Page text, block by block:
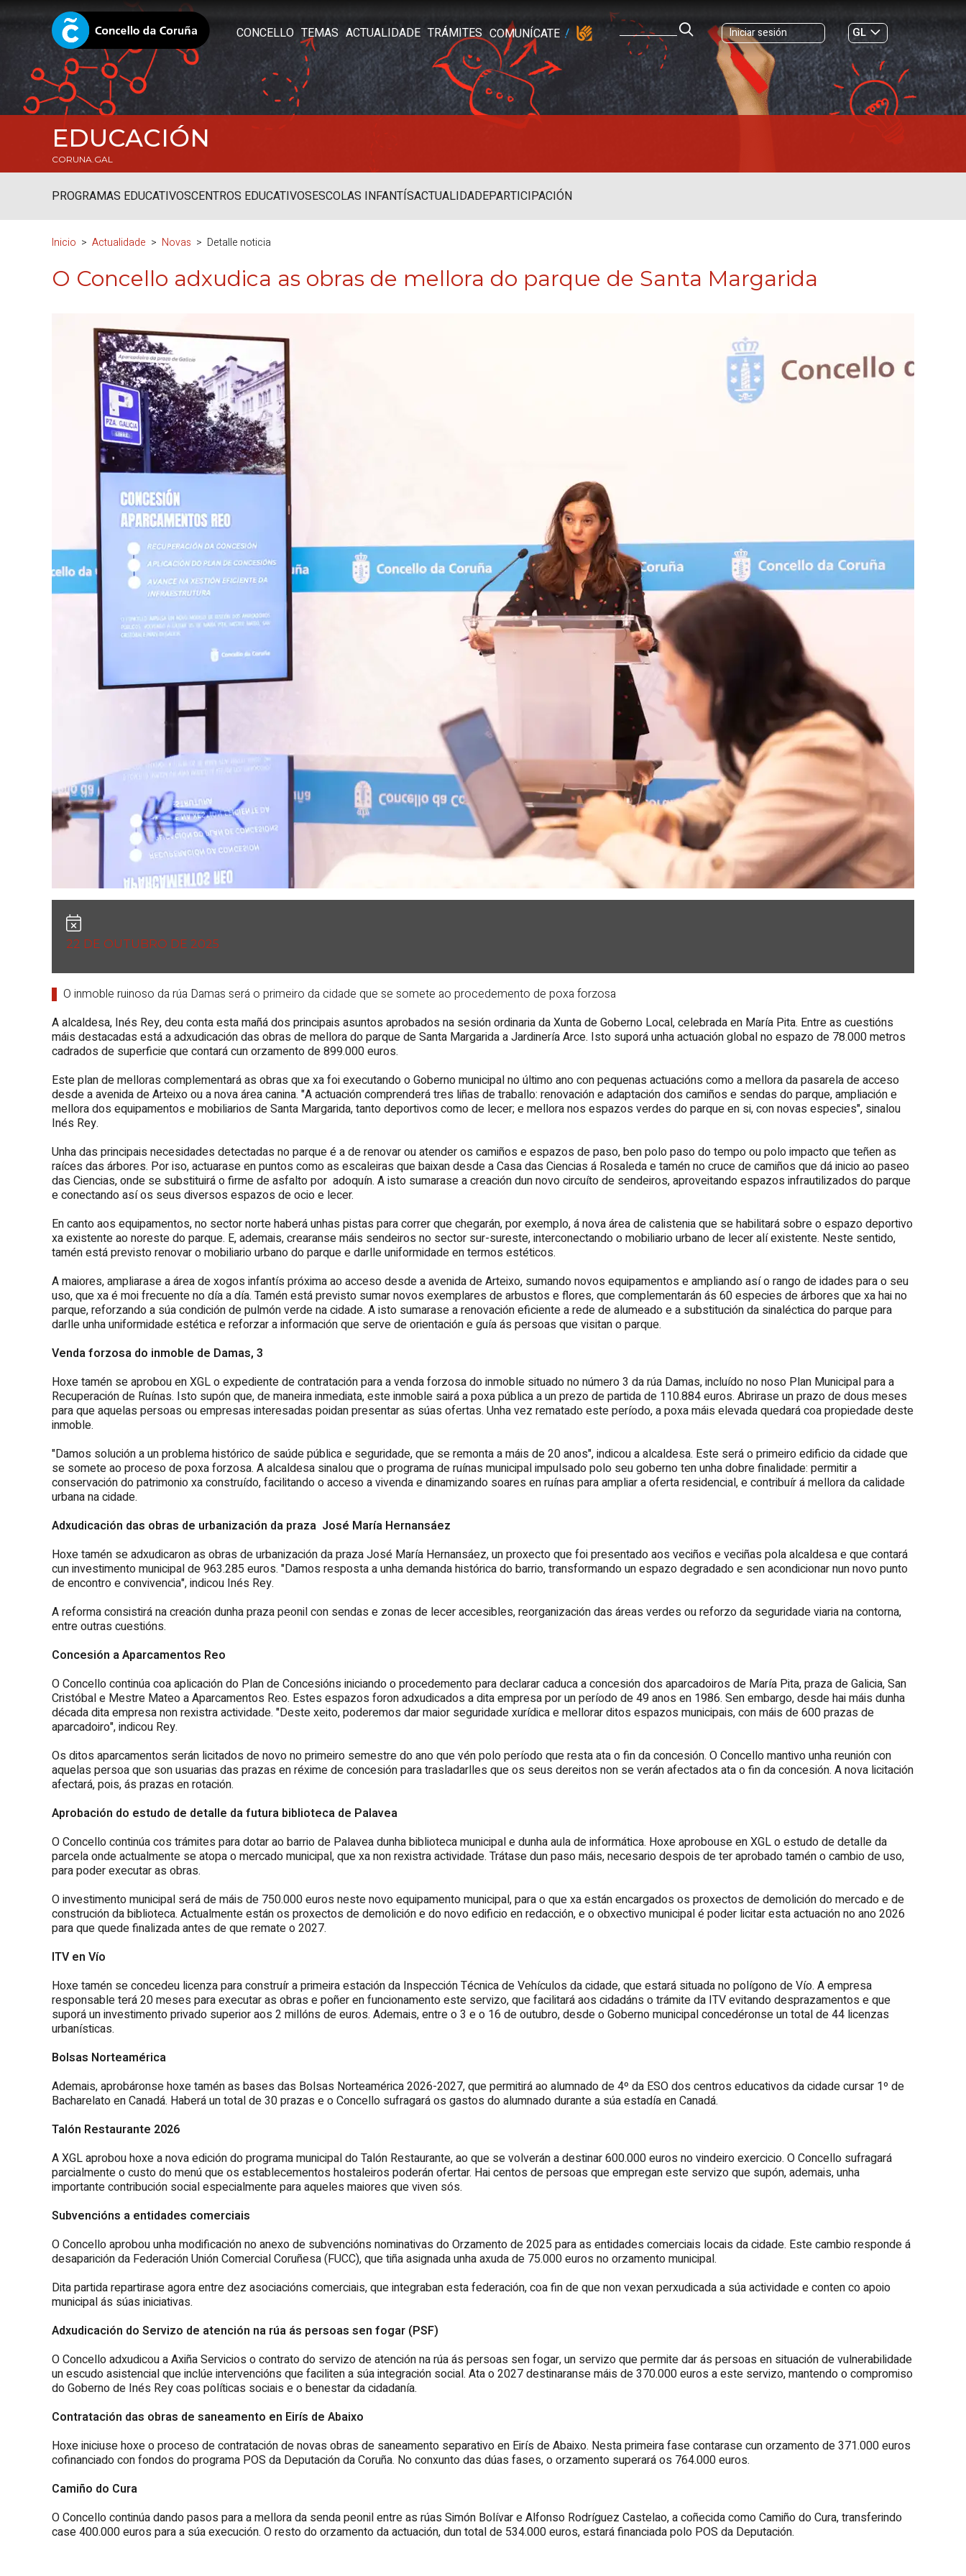
CONCELLO TEMAS ACTUALIDADE TRÁMITES COMUNÍCATE Iniciar sesión
GL
ES|
EDUCACIÓN
CORUNA.GAL
PROGRAMAS EDUCATIVOSCENTROS EDUCATIVOSESCOLAS INFANTÍSACTUALIDADEPARTICIPACIÓN
Inicio Actualidade Novas Detalle noticia
O Concello adxudica as obras de mellora do parque de Santa Margarida
22 DE OUTUBRO DE 2025
O inmoble ruinoso da rúa Damas será o primeiro da cidade que se somete ao procedemento de poxa forzosa
A alcaldesa, Inés Rey,deu conta esta mañádos principais asuntos aprobados na sesión ordinaria da Xunta de Goberno Local, celebrada en María Pita. Entre as cuestións
máis destacadas está a adxudicación das obras de mellora do parque de Santa Margarida a Jardinería Arce. Isto suporá unha actuación global no espazo de 78.000 metros
cadrados de superficie que contará cun orzamento de 899.000 euros.
Este plan de melloras complementará as obras que xa foi executando o Goberno municipal no último ano con pequenas actuacións como a mellora da pasarela de acceso
desde a avenida de Arteixo ou a nova área canina. "A actuación comprenderá tres liñas de traballo: renovación e adaptación dos camiños e sendas do parque, ampliación e
mellora dos equipamentos e mobiliarios de Santa Margarida, tanto deportivos como de lecer; e mellora nos espazos verdes do parque en si, con novas especies", sinalou
Inés Rey.
Unha das principais necesidades detectadas no parque é a de renovar ou atender os camiños e espazos de paso, ben polo paso do tempo ou polo impacto que teñen as
raíces das árbores. Por iso, actuarase en puntos como as escaleiras que baixan desde a Casa das Ciencias á Rosaleda e tamén no cruce de camiños que dá inicio ao paseo
das Ciencias, onde se substituirá o firme de asfalto por adoquín. A isto sumarase a creación dun novo circuíto de sendeiros, aproveitando espazos infrautilizados do parque
e conectando así os seus diversos espazos de ocio e lecer.
En canto aos equipamentos, no sector norte haberá unhas pistas para correr que chegarán, por exemplo, á nova área de calistenia que se habilitará sobre o espazo deportivo
xa existente ao noreste do parque. E, ademais, crearanse máis sendeiros no sector sur-sureste, interconectando o mobiliario urbano de lecer alí existente. Neste sentido,
tamén está previsto renovar o mobiliario urbano do parque e darlle uniformidade en termos estéticos.
A maiores, ampliarase a área de xogos infantís próxima ao acceso desde a avenida de Arteixo, sumando novos equipamentos e ampliando así o rango de idades para o seu
uso, que xa é moi frecuente no día a día. Tamén está previsto sumar novos exemplares de arbustos e flores, que complementarán ás 60 especies de árbores que xa hai no
parque, reforzando a súa condición de pulmón verde na cidade. A isto sumarase a renovación eficiente a rede de alumeado e a substitución da sinaléctica do parque para
darlle unha uniformidade estética e reforzar a información que serve de orientación e guía ás persoas que visitan o parque.
Venda forzosa do inmoble de Damas, 3
Hoxe tamén se aprobou en XGL o expediente de contratación para a venda forzosa do inmoble situado no número 3 da rúa Damas, incluído no noso Plan Municipal para a
Recuperación de Ruínas. Isto supón que, de maneira inmediata, este inmoble sairá a poxa pública a un prezo de partida de 110.884 euros. Abrirase un prazo de dous meses
para que aquelas persoas ou empresas interesadas poidan presentar as súas ofertas. Unha vez rematado este período, a poxa máis elevada quedará coa propiedade deste
inmoble.
"Damos solución a un problema histórico de saúde pública e seguridade, que se remonta a máis de 20 anos", indicou a alcaldesa. Este será o primeiro edificio da cidade que
se somete ao proceso de poxa forzosa. A alcaldesa sinalou que o programa de ruínas municipal impulsado polo seu goberno ten unha dobre finalidade: permitir a
conservación do patrimonio xa construído, facilitando o acceso a vivenda e dinamizando soares en ruínas para ampliar a oferta residencial, e contribuír á mellora da calidade
urbana na cidade.
Adxudicación das obras de urbanización da praza José María Hernansáez
Hoxe tamén se adxudicaron as obras de urbanización da praza José María Hernansáez, un proxecto que foi presentado aos veciños e veciñas pola alcaldesa e que contará
cun investimento municipal de 963.285 euros. "Damos resposta a unha demanda histórica do barrio, transformando un espazo degradado e sen acondicionar nun novo punto
de encontro e convivencia", indicou Inés Rey.
A reforma consistirá na creación dunha praza peonil con sendas e zonas de lecer accesibles, reorganización das áreas verdes ou reforzo da seguridade viaria na contorna,
entre outras cuestións.
Concesión a Aparcamentos Reo
O Concello continúa coa aplicación do Plan de Concesións iniciando o procedemento para declarar caduca a concesión dos aparcadoiros de María Pita, praza de Galicia, San
Cristóbal e Mestre Mateo a Aparcamentos Reo. Estes espazos foron adxudicados a dita empresa por un período de 49 anos en 1986. Sen embargo, desde hai máis dunha
década dita empresa non rexistra actividade. "Deste xeito, poderemos dar maior seguridade xurídica e mellorar ditos espazos municipais, con máis de 600 prazas de
aparcadoiro", indicou Rey.
Os ditos aparcamentos serán licitados de novo no primeiro semestre do ano que vén polo período que resta ata o fin da concesión. O Concello mantivo unha reunión con
aquelas persoa que son usuarias das prazas en réxime de concesión para trasladarlles que os seus dereitos non se verán afectados ata o fin da concesión. A nova licitación
afectará, pois, ás prazas en rotación.
Aprobación do estudo de detalle da futura biblioteca de Palavea
O Concello continúa cos trámites para dotar ao barrio de Palavea dunha biblioteca municipal e dunha aula de informática. Hoxe aprobouse en XGL o estudo de detalle da
parcela onde actualmente se atopa o mercado municipal, que xa non rexistra actividade. Trátase dun paso máis, necesario despois de ter aprobado tamén o cambio de uso,
para poder executar as obras.
O investimento municipal será de máis de 750.000 euros neste novo equipamento municipal, para o que xa están encargados os proxectos de demolición do mercado e de
construción da biblioteca. Actualmente están os proxectos de demolición e do novo edificio en redacción, e o obxectivo municipal é poder licitar esta actuación no ano 2026
para que quede finalizada antes de que remate o 2027.
ITV en Vío
Hoxe tamén se concedeu licenza para construír a primeira estación da Inspección Técnica de Vehículos da cidade, que estará situada no polígono de Vío. A empresa
responsable terá 20 meses para executar as obras e poñer en funcionamento este servizo, que facilitará aos cidadáns o trámite da ITV evitando desprazamentos e que
suporá un investimento privado superior aos 2 millóns de euros. Ademais, entre o 3 e o 16 de outubro, desde o Goberno municipal concedéronse un total de 44 licenzas
urbanísticas.
Bolsas Norteamérica
Ademais, aprobáronse hoxe tamén as bases das Bolsas Norteamérica 2026-2027, que permitirá ao alumnado de 4º da ESO dos centros educativos da cidade cursar 1º de
Bacharelato en Canadá. Haberá un total de 30 prazas e o Concello sufragará os gastos do alumnado durante a súa estadía en Canadá.
Talón Restaurante 2026
A XGL aprobou hoxe a nova edición do programa municipal do Talón Restaurante, ao que se volverán a destinar 600.000 euros no vindeiro exercicio. O Concello sufragará
parcialmente o custo do menú que os establecementos hostaleiros poderán ofertar. Hai centos de persoas que empregan este servizo que supón, ademais, unha
importante contribución social especialmente para aqueles maiores que viven sós.
Subvencións a entidades comerciais
O Concello aprobou unha modificación no anexo de subvencións nominativas do Orzamento de 2025 para as entidades comerciais locais da cidade. Este cambio responde á
desaparición da Federación Unión Comercial Coruñesa (FUCC), que tiña asignada unha axuda de 75.000 euros no orzamento municipal.
Dita partida repartirase agora entre dez asociacións comerciais, que integraban esta federación, coa fin de que non vexan perxudicada a súa actividade e conten co apoio
municipal ás súas iniciativas.
Adxudicación do Servizo de atención na rúa ás persoas sen fogar (PSF)
O Concello adxudicou a Axiña Servicios o contrato do servizo de atención na rúa ás persoas sen fogar, un servizo que permite dar ás persoas en situación de vulnerabilidade
un escudo asistencial que inclúe intervencións que faciliten a súa integración social. Ata o 2027 destinaranse máis de 370.000 euros a este servizo, mantendo o compromiso
do Goberno de Inés Rey coas políticas sociais e o benestar da cidadanía.
Contratación das obras de saneamento en Eirís de Abaixo
Hoxe iniciuse hoxe o proceso de contratación de novas obras de saneamento separativo en Eirís de Abaixo. Nesta primeira fase contarase cun orzamento de 371.000 euros
cofinanciado con fondos do programa POS da Deputación da Coruña. No conxunto das dúas fases, o orzamento superará os 764.000 euros.
Camiño do Cura
O Concello continúa dando pasos para a mellora da senda peonil entre as rúas Simón Bolívar e Alfonso Rodríguez Castelao, a coñecida como Camiño do Cura, transferindo
case 400.000 euros para a súa execución. O resto do orzamento da actuación, dun total de 534.000 euros, estará financiada polo POS da Deputación.